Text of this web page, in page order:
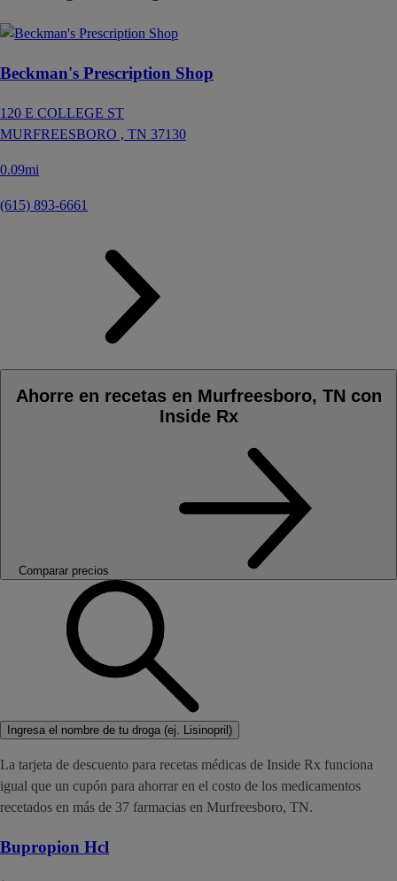
Beckman's Prescription Shop
120 E COLLEGE ST
MURFREESBORO , TN 37130
0.09mi
(615) 893-6661
Ahorre en recetas en Murfreesboro, TN con
Inside Rx
Comparar precios
Ingresa el nombre de tu droga (ej. Lisinopril)
La tarjeta de descuento para recetas médicas de Inside Rx funciona
igual que un cupón para ahorrar en el costo de los medicamentos
recetados en más de 37 farmacias en Murfreesboro, TN.
Bupropion Hcl